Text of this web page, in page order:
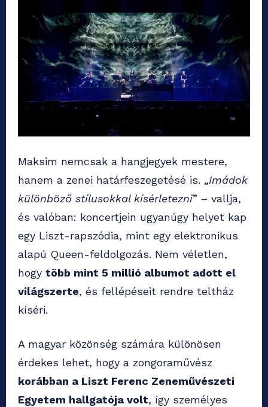
Maksim nemcsak a hangjegyek mestere,
hanem a zenei határfeszegetésé is. „Imádok
különböző stílusokkal kísérletezni” – vallja,
és valóban: koncertjein ugyanúgy helyet kap
egy Liszt-rapszódia, mint egy elektronikus
alapú Queen-feldolgozás. Nem véletlen,
hogy több mint 5 millió albumot adott el
világszerte, és fellépéseit rendre teltház
kíséri.
A magyar közönség számára különösen
érdekes lehet, hogy a zongoraművész
korábban a Liszt Ferenc Zeneművészeti
Egyetem hallgatója volt, így személyes